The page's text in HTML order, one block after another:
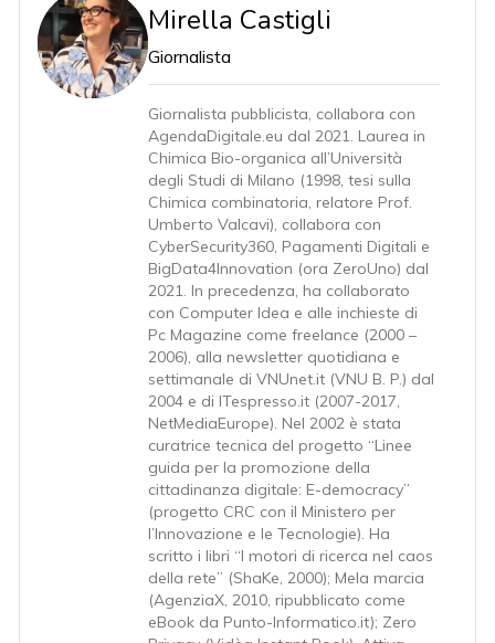
Mirella Castigli
Giornalista
Giornalista pubblicista, collabora con
AgendaDigitale.eu dal 2021. Laurea in
Chimica Bio-organica all’Università
degli Studi di Milano (1998, tesi sulla
Chimica combinatoria, relatore Prof.
Umberto Valcavi), collabora con
CyberSecurity360, Pagamenti Digitali e
BigData4Innovation (ora ZeroUno) dal
2021. In precedenza, ha collaborato
con Computer Idea e alle inchieste di
Pc Magazine come freelance (2000 –
2006), alla newsletter quotidiana e
settimanale di VNUnet.it (VNU B. P.) dal
2004 e di ITespresso.it (2007-2017,
NetMediaEurope). Nel 2002 è stata
curatrice tecnica del progetto “Linee
guida per la promozione della
cittadinanza digitale: E-democracy”
(progetto CRC con il Ministero per
l’Innovazione e le Tecnologie). Ha
scritto i libri “I motori di ricerca nel caos
della rete” (ShaKe, 2000); Mela marcia
(AgenziaX, 2010, ripubblicato come
eBook da Punto-Informatico.it); Zero